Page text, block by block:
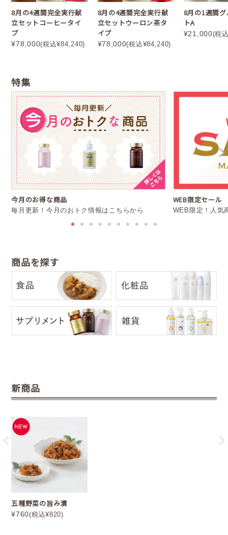
8月の4週間完全実行献
立セットコーヒータイ
プ
¥78,000(税込¥84,240)
8月の4週間完全実行献
立セットウーロン茶タ
イプ
¥78,000(税込¥84,240)
8月の1週間
トA
¥21,000(税
特集
今月のお得な商品
毎月更新！今月のおトク情報はこちらから
WEB限定セール
WEB限定！人気
商品を探す
新商品
五種野菜の旨み漬
¥760(税込¥820)